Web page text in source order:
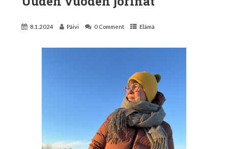
8.1.2024 Päivi 0 Comment Elämä